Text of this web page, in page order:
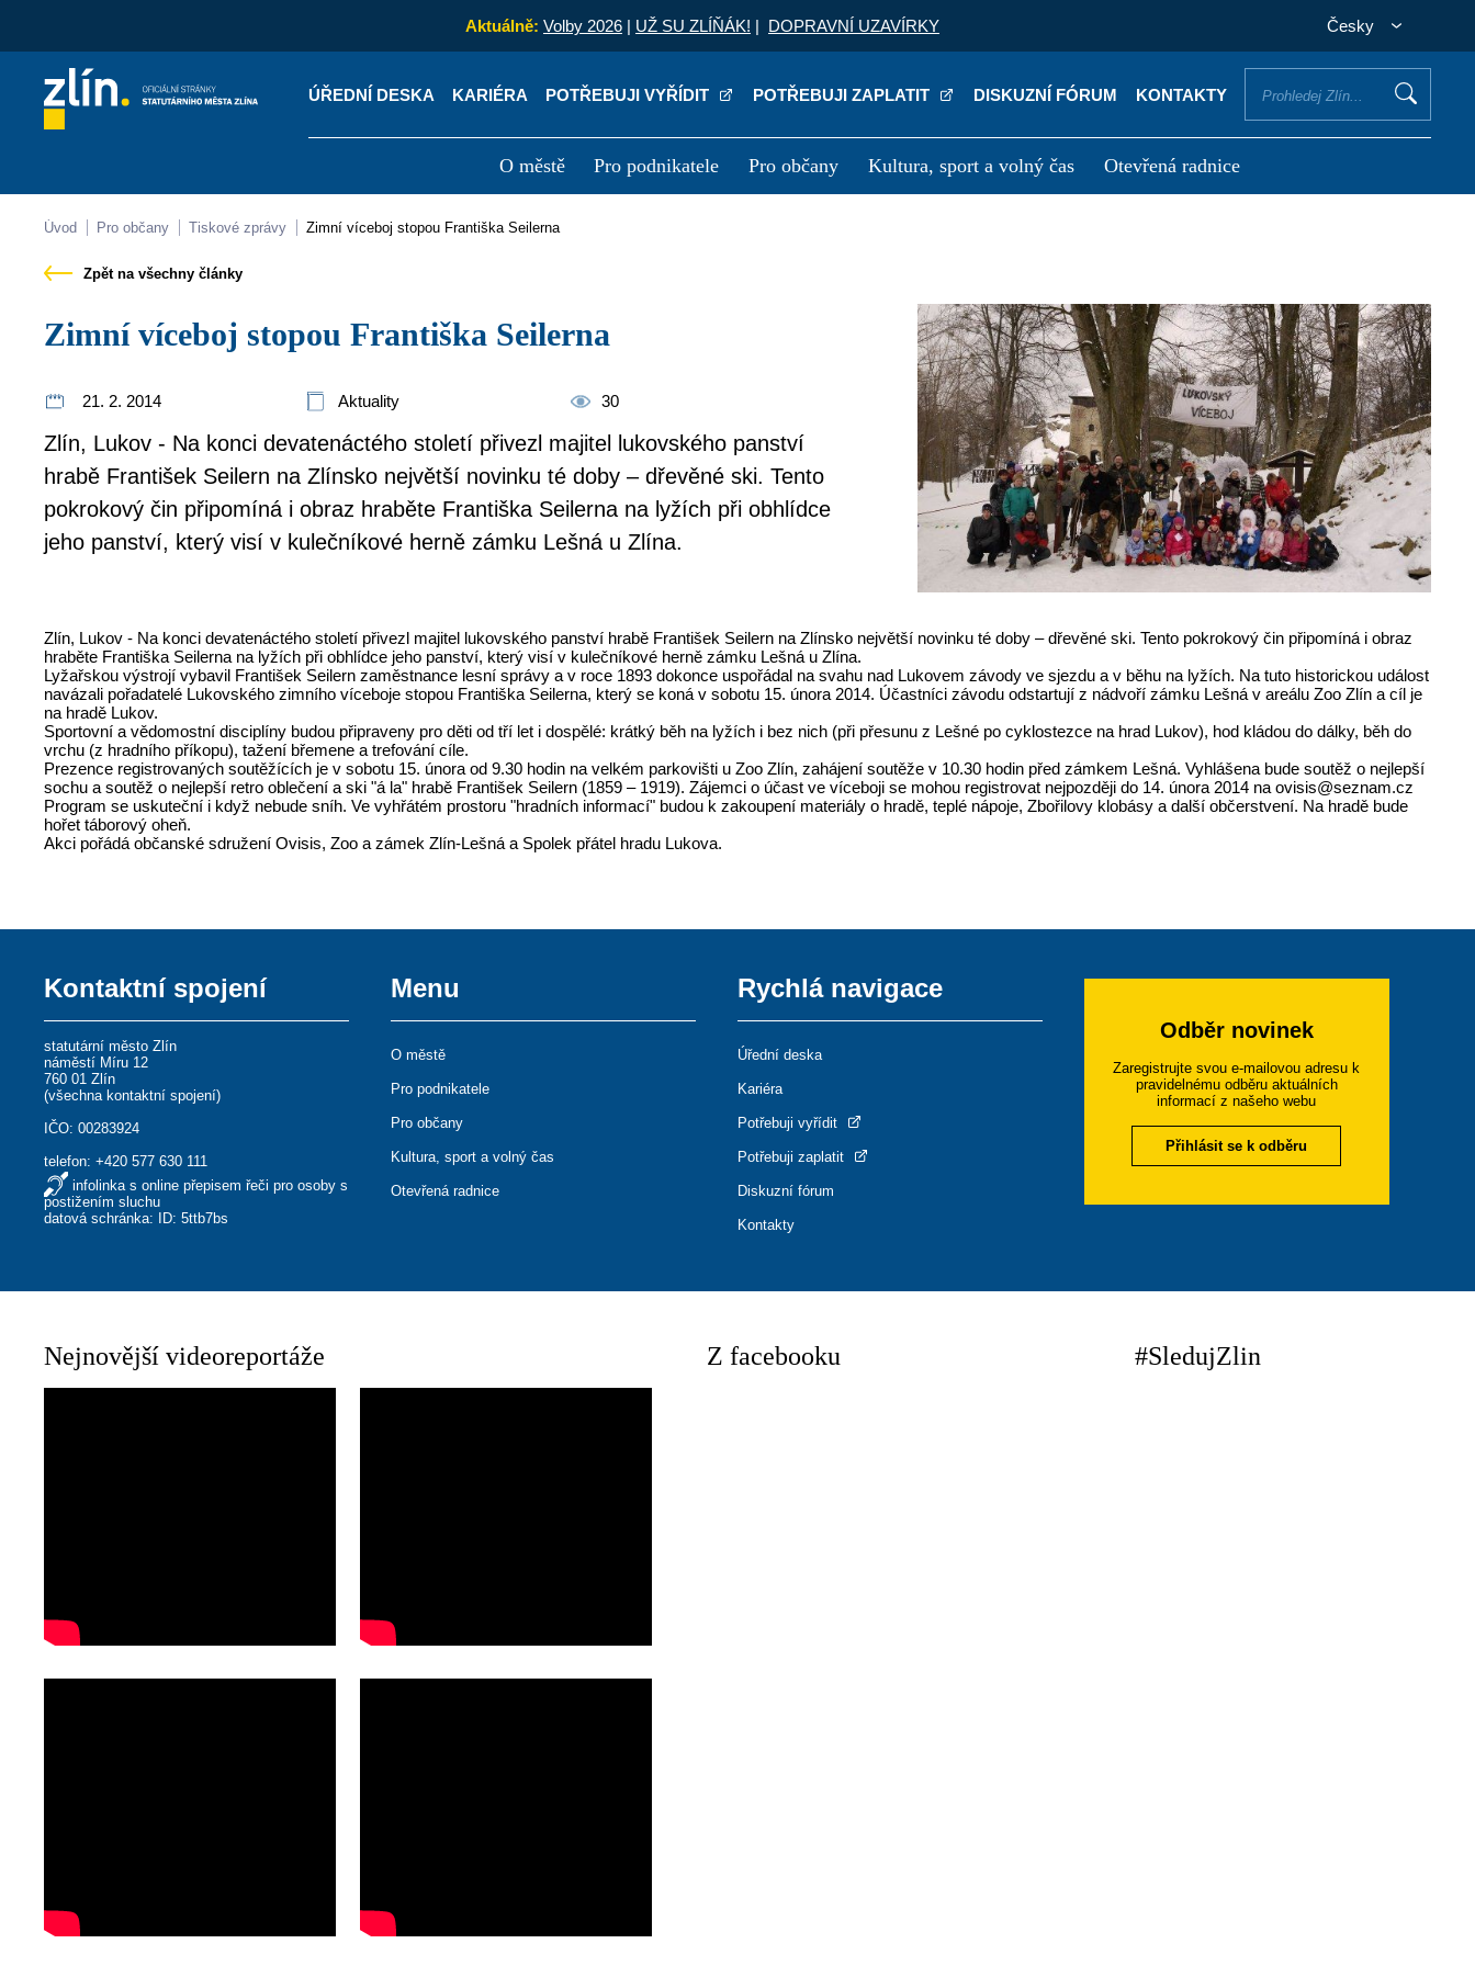
Aktuálně: Volby 2026 | UŽ SU ZLÍŇÁK! | DOPRAVNÍ UZAVÍRKY Česky
ÚŘEDNÍ DESKA KARIÉRA POTŘEBUJI VYŘÍDIT POTŘEBUJI ZAPLATIT DISKUZNÍ FÓRUM KONTAKTY
O městě Pro podnikatele Pro občany Kultura, sport a volný čas Otevřená radnice
Kontakty Úřední deska
Úvod Pro občany Tiskové zprávy Zimní víceboj stopou Františka Seilerna
Zpět na všechny články
Zimní víceboj stopou Františka Seilerna
21. 2. 2014 Aktuality 30
Zlín, Lukov - Na konci devatenáctého století přivezl majitel lukovského panství
hrabě František Seilern na Zlínsko největší novinku té doby – dřevěné ski. Tento
pokrokový čin připomíná i obraz hraběte Františka Seilerna na lyžích při obhlídce
jeho panství, který visí v kulečníkové herně zámku Lešná u Zlína.
Zlín, Lukov - Na konci devatenáctého století přivezl majitel lukovského panství hrabě František Seilern na Zlínsko největší novinku té doby – dřevěné ski. Tento pokrokový čin připomíná i obraz
hraběte Františka Seilerna na lyžích při obhlídce jeho panství, který visí v kulečníkové herně zámku Lešná u Zlína.
Lyžařskou výstrojí vybavil František Seilern zaměstnance lesní správy a v roce 1893 dokonce uspořádal na svahu nad Lukovem závody ve sjezdu a v běhu na lyžích. Na tuto historickou událost
navázali pořadatelé Lukovského zimního víceboje stopou Františka Seilerna, který se koná v sobotu 15. února 2014. Účastníci závodu odstartují z nádvoří zámku Lešná v areálu Zoo Zlín a cíl je
na hradě Lukov.
Sportovní a vědomostní disciplíny budou připraveny pro děti od tří let i dospělé: krátký běh na lyžích i bez nich (při přesunu z Lešné po cyklostezce na hrad Lukov), hod kládou do dálky, běh do
vrchu (z hradního příkopu), tažení břemene a trefování cíle.
Prezence registrovaných soutěžících je v sobotu 15. února od 9.30 hodin na velkém parkovišti u Zoo Zlín, zahájení soutěže v 10.30 hodin před zámkem Lešná. Vyhlášena bude soutěž o nejlepší
sochu a soutěž o nejlepší retro oblečení a ski "á la" hrabě František Seilern (1859 – 1919). Zájemci o účast ve víceboji se mohou registrovat nejpozději do 14. února 2014 na ovisis@seznam.cz
Program se uskuteční i když nebude sníh. Ve vyhřátém prostoru "hradních informací" budou k zakoupení materiály o hradě, teplé nápoje, Zbořilovy klobásy a další občerstvení. Na hradě bude
hořet táborový oheň.
Akci pořádá občanské sdružení Ovisis, Zoo a zámek Zlín-Lešná a Spolek přátel hradu Lukova.
Kontaktní spojení
statutární město Zlín
náměstí Míru 12
760 01 Zlín
(všechna kontaktní spojení)
IČO: 00283924
telefon:+420 577 630 111
infolinka s online přepisem řeči pro osoby s
postižením sluchu
datová schránka: ID: 5ttb7bs
Menu
O městě
Pro podnikatele
Pro občany
Kultura, sport a volný čas
Otevřená radnice
Rychlá navigace
Úřední deska
Kariéra
Potřebuji vyřídit
Potřebuji zaplatit
Diskuzní fórum
Kontakty
Odběr novinek
Zaregistrujte svou e-mailovou adresu k
pravidelnému odběru aktuálních
informací z našeho webu
Přihlásit se k odběru
Nejnovější videoreportáže Z facebooku #SledujZlin